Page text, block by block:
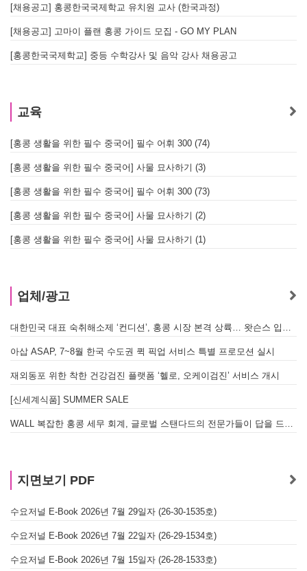
[채용공고] 홍콩한국국제학교 유치원 교사 (한국과정)
[채용공고] 고마이 플랜 홍콩 가이드 모집 - GO MY PLAN
[홍콩한국국제학교] 중등 수학강사 및 음악 강사 채용공고
교육
[홍콩 생활을 위한 필수 중국어] 필수 어휘 300 (74)
[홍콩 생활을 위한 필수 중국어] 사물 묘사하기 (3)
[홍콩 생활을 위한 필수 중국어] 필수 어휘 300 (73)
[홍콩 생활을 위한 필수 중국어] 사물 묘사하기 (2)
[홍콩 생활을 위한 필수 중국어] 사물 묘사하기 (1)
업체/광고
대한민국 대표 숙취해소제 ‘컨디션’, 홍콩 시장 본격 상륙… 왓슨스 입점 기념 할인 행사 진행
아삽 ASAP, 7~8월 한국 수도권 퀵 픽업 서비스 특별 프로모션 실시
재외동포 위한 착한 건강검진 플랫폼 ‘헬로, 오케이검진’ 서비스 개시
[신세계식품] SUMMER SALE
WALL 복잡한 홍콩 세무 회계, 글로벌 스탠다드의 전문가들이 답을 드립니다! - 법인설립, 회계, 감사
지면보기 PDF
수요저널 E-Book 2026년 7월 29일자 (26-30-1535호)
수요저널 E-Book 2026년 7월 22일자 (26-29-1534호)
수요저널 E-Book 2026년 7월 15일자 (26-28-1533호)